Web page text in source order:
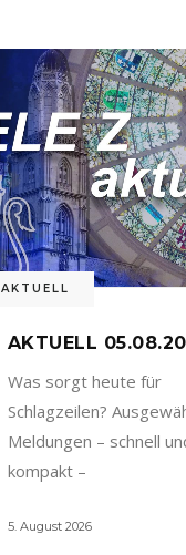
AKTUELL
AKTUELL
Was sorgt heute für
Schlagzeilen?
Meldungen – schnell
kompakt –
5. August 2026